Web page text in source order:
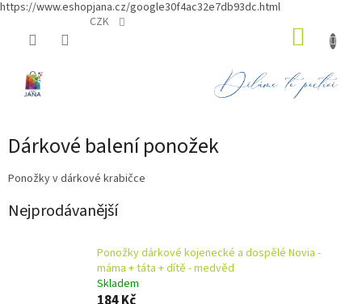
https://www.eshopjana.cz/google30f4ac32e7db93dc.html
CZK
Dárkové balení ponožek
Ponožky v dárkové krabičce
Nejprodávanější
Ponožky dárkové kojenecké a dospělé Novia -
máma + táta + dítě - medvěd
Skladem